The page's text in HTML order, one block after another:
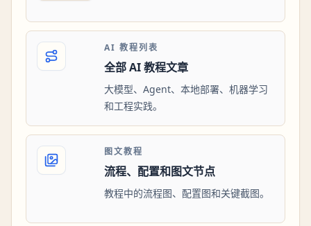
AI 教程列表
全部 AI 教程文章
大模型、Agent、本地部署、机器学习
和工程实践。
图文教程
流程、配置和图文节点
教程中的流程图、配置图和关键截图。